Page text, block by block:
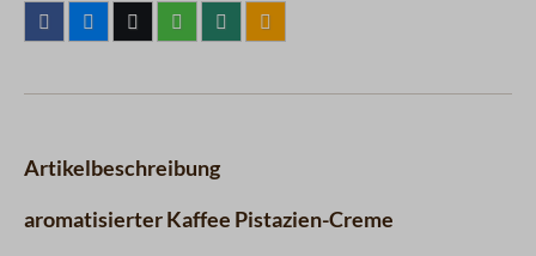
Artikelbeschreibung
aromatisierter Kaffee Pistazien-Creme